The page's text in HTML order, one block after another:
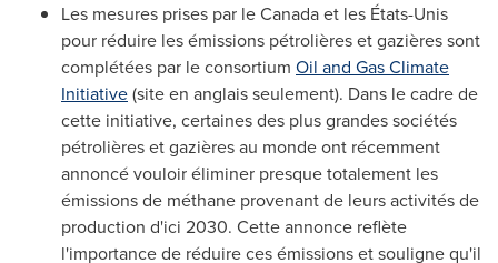
Les mesures prises par leCanadaet les États-Unis
pour réduire les émissions pétrolières et gazières sont
complétées par le consortium Oil and Gas Climate
Initiative(site en anglais seulement). Dans le cadre de
cette initiative, certaines des plus grandes sociétés
pétrolières et gazières au monde ont récemment
annoncé vouloir éliminer presque totalement les
émissions de méthane provenant de leurs activités de
production d'ici 2030. Cette annonce reflète
l'importance de réduire ces émissions et souligne qu'il